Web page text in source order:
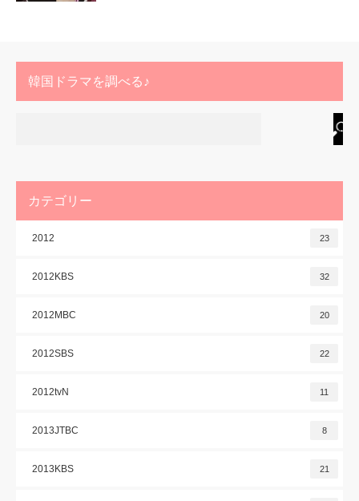
韓国ドラマを調べる♪
カテゴリー
2012 23
2012KBS 32
2012MBC 20
2012SBS 22
2012tvN 11
2013JTBC 8
2013KBS 21